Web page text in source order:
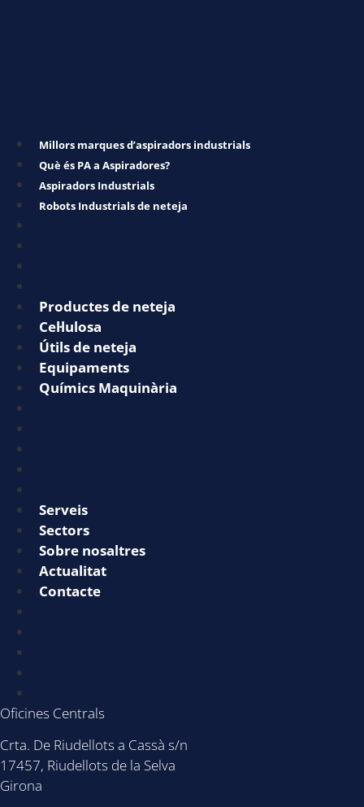
Millors marques d’aspiradors industrials
Què és PA a Aspiradores?
Aspiradors Industrials
Robots Industrials de neteja
Productes de neteja
Cel·lulosa
Útils de neteja
Equipaments
Químics Maquinària
Serveis
Sectors
Sobre nosaltres
Actualitat
Contacte
Oficines Centrals
Crta. De Riudellots a Cassà s/n
17457, Riudellots de la Selva
Girona